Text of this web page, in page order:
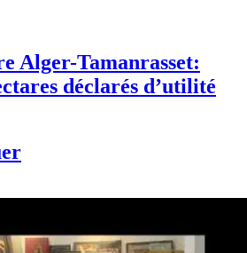
Alger-Tamanrasset:
déclarés d’utilité